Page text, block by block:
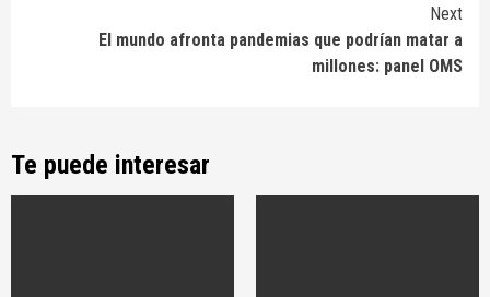
Next
El mundo afronta pandemias que podrían matar a
millones: panel OMS
Te puede interesar